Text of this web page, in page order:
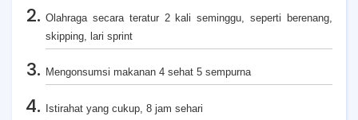
Olahraga secara teratur 2 kali seminggu, seperti berenang,
skipping, lari sprint
Mengonsumsi makanan 4 sehat 5 sempurna
Istirahat yang cukup, 8 jam sehari